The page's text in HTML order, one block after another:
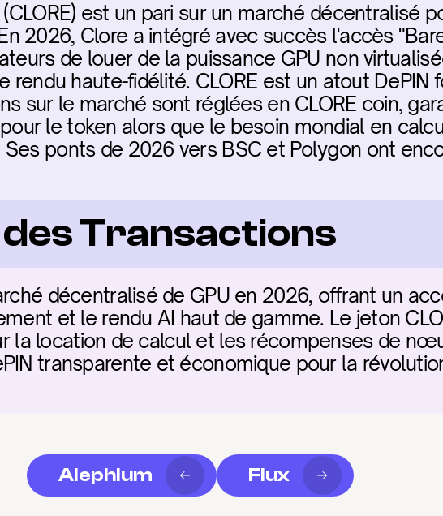
est un pari sur un marché décentralisé
2026, Clore a intégré avec succès l'accès
de louer de la puissance GPU non
rendu haute-fidélité. CLORE est un atout DePIN
sur le marché sont réglées en CLORE coin,
le token alors que le besoin mondial en
ponts de 2026 vers BSC et Polygon ont
Transactions
décentralisé de GPU en 2026, offrant un
et le rendu AI haut de gamme. Le jeton
la location de calcul et les récompenses de
transparente et économique pour la
Alephium Flux